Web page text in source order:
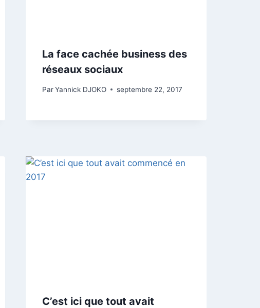
La face cachée business des
réseaux sociaux
Par Yannick DJOKO septembre 22, 2017
C’est ici que tout avait